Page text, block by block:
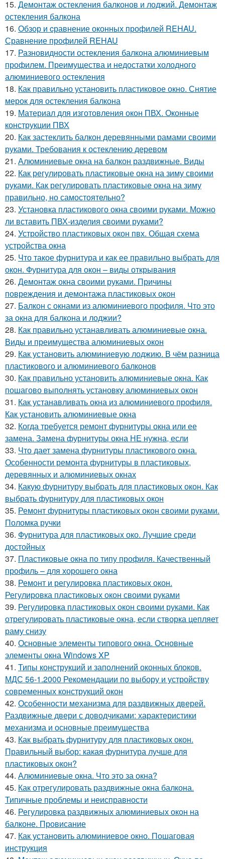
15. Демонтаж остекления балконов и лоджий. Демонтаж
остекления балкона
16. Обзор и cравнение оконных профилей REHAU.
Сравнение профилей REHAU
17. Разновидности остекления балкона алюминиевым
профилем. Преимущества и недостатки холодного
алюминиевого остекления
18. Как правильно установить пластиковое окно. Снятие
мерок для остекления балкона
19. Материал для изготовления окон ПВХ. Оконные
конструкции ПВХ
20. Как застеклить балкон деревянными рамами своими
руками. Требования к остеклению деревом
21. Алюминиевые окна на балкон раздвижные. Виды
22. Как регулировать пластиковые окна на зиму своими
руками. Как регулировать пластиковые окна на зиму
правильно, но самостоятельно?
23. Установка пластикового окна своими руками. Можно
ли вставить ПВХ-изделия своими руками?
24. Устройство пластиковых окон пвх. Общая схема
устройства окна
25. Что такое фурнитура и как ее правильно выбрать для
окон. Фурнитура для окон – виды открывания
26. Демонтаж окна своими руками. Причины
повреждения и демонтажа пластиковых окон
27. Балкон с окнами из алюминиевого профиля. Что это
за окна для балкона и лоджии?
28. Как правильно устанавливать алюминиевые окна.
Виды и преимущества алюминиевых окон
29. Как установить алюминиевую лоджию. В чём разница
пластикового и алюминиевого балконов
30. Как правильно установить алюминиевые окна. Как
пошагово выполнять установку алюминиевых окон
31. Как устанавливать окна из алюминиевого профиля.
Как установить алюминиевые окна
32. Когда требуется ремонт фурнитуры окна или ее
замена. Замена фурнитуры окна НЕ нужна, если
33. Что дает замена фурнитуры пластикового окна.
Особенности ремонта фурнитуры в пластиковых,
деревянных и алюминиевых окнах
34. Какую фурнитуру выбрать для пластиковых окон. Как
выбрать фурнитуру для пластиковых окон
35. Ремонт фурнитуры пластиковых окон своими руками.
Поломка ручки
36. Фурнитура для пластиковых око. Лучшие среди
достойных
37. Пластиковые окна по типу профиля. Качественный
профиль – для хорошего окна
38. Ремонт и регулировка пластиковых окон.
Регулировка пластиковых окон своими руками
39. Регулировка пластиковых окон своими руками. Как
отрегулировать пластиковые окна, если створка цепляет
раму снизу
40. Основные элементы типового окна. Основные
элементы окна Windows XP
41. Типы конструкций и заполнений оконных блоков.
МДС 56-1.2000 Рекомендации по выбору и устройству
современных конструкций окон
42. Особенности механизма для раздвижных дверей.
Раздвижные двери с доводчиками: характеристики
механизма и основные преимущества
43. Как выбрать фурнитуру для пластиковых окон.
Правильный выбор: какая фурнитура лучше для
пластиковых окон?
44. Алюминиевые окна. Что это за окна?
45. Как отрегулировать раздвижные окна балкона.
Типичные проблемы и неисправности
46. Регулировка раздвижных алюминиевых окон на
балконе. Провисание
47. Как установить алюминиевое окно. Пошаговая
инструкция